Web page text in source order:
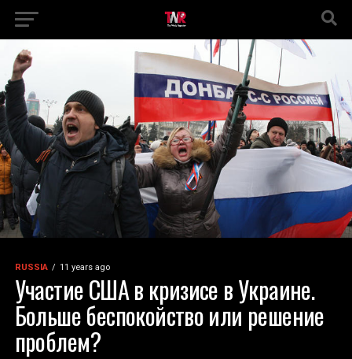
RUSSIA 11 years ago
Участие США в кризисе в Украине.
Больше беспокойство или решение
проблем?